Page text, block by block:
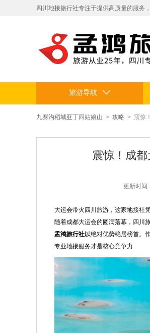
四川地接旅行社专注于提供高质量的服务
定制贴心行程，让您的旅途省心舒适，
旅游导航
九寨沟稻城亚丁四姑娘山 > 攻略 > 震惊
震惊！成
更新时间
大运会带火四川旅游，这家地接社
随着成都大运会的圆满落幕，四川
孟鸿旅行社以绝对优势稳居榜首。
专业地接服务才是核心竞争力